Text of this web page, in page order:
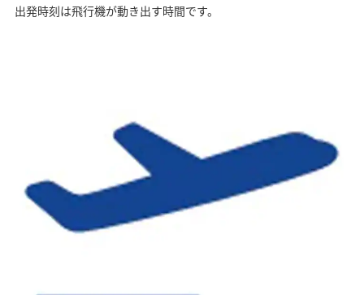
出発時刻は飛行機が動き出す時間です。